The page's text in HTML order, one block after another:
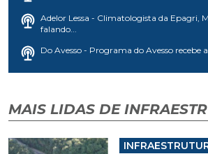
Adelor Lessa - Climatologista da Epagri,
falando...
Do Avesso - Programa do Avesso recebe
MAIS LIDAS DE